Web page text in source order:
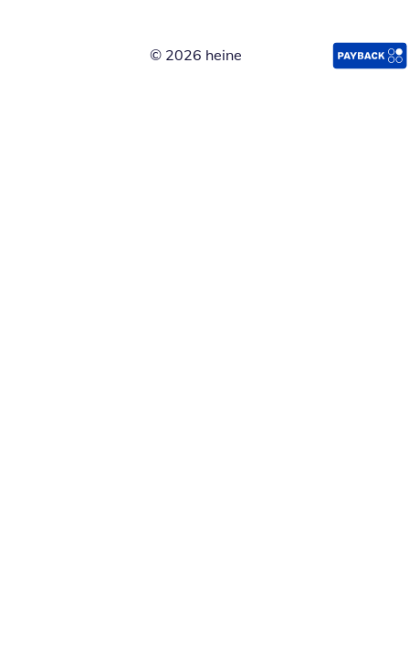
© 2026 heine